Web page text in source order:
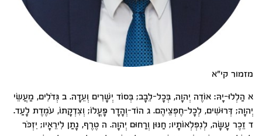
מזמור קי"א
א הַלְלוּ-יָהּ: אוֹדֶה יְהוָה, בְּכָל-לֵבָב; בְּסוֹד יְשָׁרִים וְעֵדָה. ב גְּדֹלִים, מַעֲשֵׂי
יְהוָה; דְּרוּשִׁים, לְכָל-חֶפְצֵיהֶם. ג הוֹד-וְהָדָר פָּעֳלוֹ; וְצִדְקָתוֹ, עֹמֶדֶת לָעַד.
ד זֵכֶר עָשָׂה, לְנִפְלְאוֹתָיו; חַנּוּן וְרַחוּם יְהוָה. ה טֶרֶף, נָתַן לִירֵאָיו; יִזְכֹּר